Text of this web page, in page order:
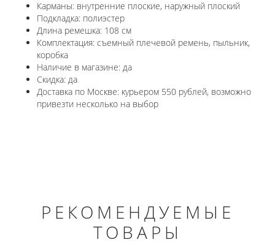
Карманы: внутренние плоские, наружный плоский
Подкладка: полиэстер
Длина ремешка: 108 см
Комплектация: съемный плечевой ремень, пыльник,
коробка
Наличие в магазине: да
Скидка: да
Доставка по Москве: курьером 550 рублей, возможно
привезти несколько на выбор
РЕКОМЕНДУЕМЫЕ
ТОВАРЫ